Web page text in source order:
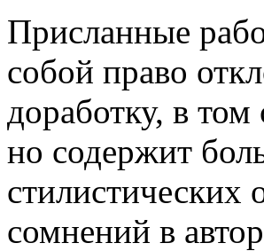
Присланные
собой право
доработку, в том
но содержит
стилистических
сомнений в